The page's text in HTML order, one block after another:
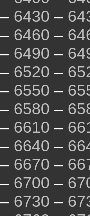
– 6430 –
– 6460 –
– 6490 –
– 6520 –
– 6550 –
– 6580 –
– 6610 –
– 6640 –
– 6670 –
– 6700 –
– 6730 –